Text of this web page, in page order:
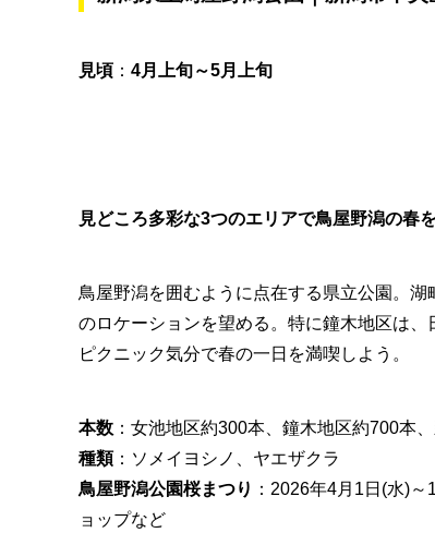
見頃 ： 4月上旬～5月上旬
見どころ多彩な3つのエリアで鳥屋野潟の春
鳥屋野潟を囲むように点在する県立公園。
のロケーションを望める。特に鐘木地区は
ピクニック気分で春の一日を満喫しよう。
本数 ：女池地区約300本、鐘木地区約700本
種類：ソメイヨシノ、ヤエザクラ
鳥屋野潟公園桜まつり ：2026年4月1日(水)
ョップなど